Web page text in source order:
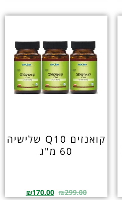
קואנזים Q10 שלישיה
60 מ"ג
₪299.00
₪170.00